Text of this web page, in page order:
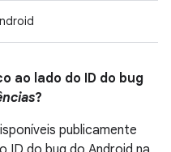
ao lado do ID do bug
?
publicamente